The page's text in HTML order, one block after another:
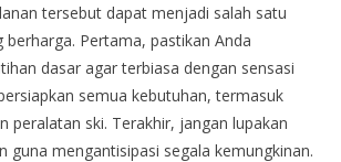
tersebut dapat menjadi salah satu
berharga. Pertama, pastikan Anda
dasar agar terbiasa dengan sensasi
semua kebutuhan, termasuk
peralatan ski. Terakhir, jangan lupakan
guna mengantisipasi segala kemungkinan.